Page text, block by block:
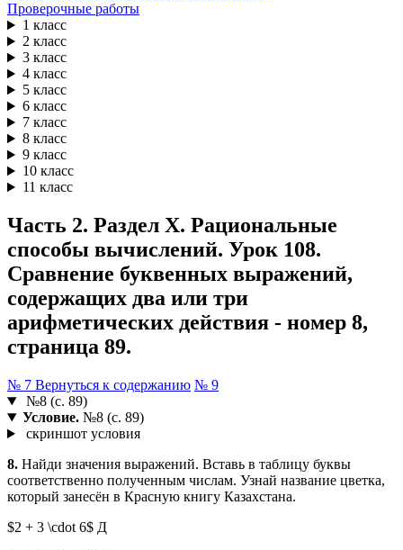
Проверочные работы
1 класс
2 класс
3 класс
4 класс
5 класс
6 класс
7 класс
8 класс
9 класс
10 класс
11 класс
Часть 2. Раздел X. Рациональные
способы вычислений. Урок 108.
Сравнение буквенных выражений,
содержащих два или три
арифметических действия - номер 8,
страница 89.
№ 7 Вернуться к содержанию № 9
№8 (с. 89)
Условие.№8 (с. 89)
скриншот условия
8. Найди значения выражений. Вставь в таблицу буквы
соответственно полученным числам. Узнай название цветка,
который занесён в Красную книгу Казахстана.
$2 + 3 \cdot 6$ Д